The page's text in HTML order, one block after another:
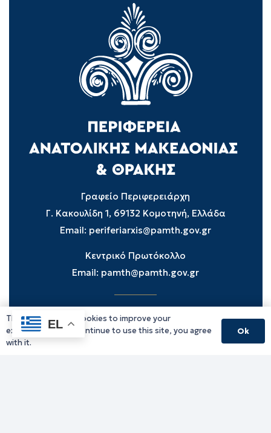
Γραφείο Περιφερειάρχη
Γ. Κακουλίδη 1, 69132 Κομοτηνή, Ελλάδα
Email: periferiarxis@pamth.gov.gr
Κεντρικό Πρωτόκολλο
Email: pamth@pamth.gov.gr
Υπηρεσίες Δράμας
Υπηρεσίες Καβάλας
EL
This website uses cookies to improve your
experience. If you continue to use this site, you agree
with it.
Ok